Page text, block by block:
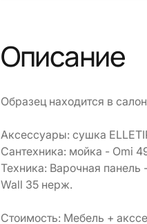
Описание
Образец находится в
Аксессуары: сушка
Сантехника: мойка - Omi
Техника: Варочная
Wall 35 нерж.
Стоимость: Мебель +